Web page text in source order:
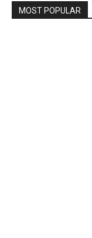
MOST POPULAR